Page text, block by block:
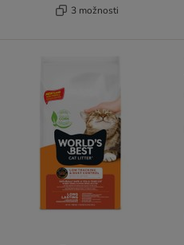
3 možnosti